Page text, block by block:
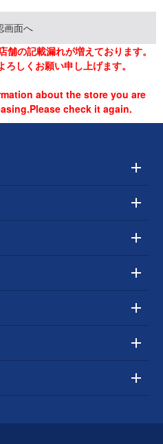
の記載漏れが増えております。
しくお願い申し上げます。
about the store you are
check it again.